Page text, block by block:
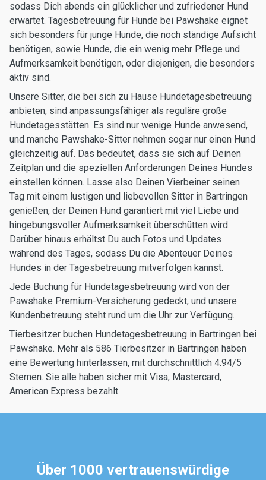
sodass Dich abends ein glücklicher und zufriedener Hund
erwartet. Tagesbetreuung für Hunde bei Pawshake eignet
sich besonders für junge Hunde, die noch ständige Aufsicht
benötigen, sowie Hunde, die ein wenig mehr Pflege und
Aufmerksamkeit benötigen, oder diejenigen, die besonders
aktiv sind.
Unsere Sitter, die bei sich zu Hause Hundetagesbetreuung
anbieten, sind anpassungsfähiger als reguläre große
Hundetagesstätten. Es sind nur wenige Hunde anwesend,
und manche Pawshake-Sitter nehmen sogar nur einen Hund
gleichzeitig auf. Das bedeutet, dass sie sich auf Deinen
Zeitplan und die speziellen Anforderungen Deines Hundes
einstellen können. Lasse also Deinen Vierbeiner seinen
Tag mit einem lustigen und liebevollen Sitter in Bartringen
genießen, der Deinen Hund garantiert mit viel Liebe und
hingebungsvoller Aufmerksamkeit überschütten wird.
Darüber hinaus erhältst Du auch Fotos und Updates
während des Tages, sodass Du die Abenteuer Deines
Hundes in der Tagesbetreuung mitverfolgen kannst.
Jede Buchung für Hundetagesbetreuung wird von der
Pawshake Premium-Versicherung gedeckt, und unsere
Kundenbetreuung steht rund um die Uhr zur Verfügung.
Tierbesitzer buchen Hundetagesbetreuung in Bartringen bei
Pawshake. Mehr als 586 Tierbesitzer in Bartringen haben
eine Bewertung hinterlassen, mit durchschnittlich 4.94/5
Sternen. Sie alle haben sicher mit Visa, Mastercard,
American Express bezahlt.
Über 1000 vertrauenswürdige